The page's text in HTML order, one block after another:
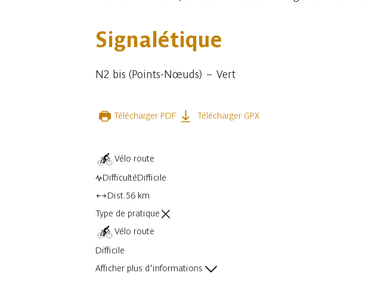
Signalétique
N2 bis (Points-Nœuds) – Vert
Télécharger PDF Télécharger GPX
Vélo route
DifficultéDifficile
Dist.56 km
Type de pratique
Vélo route
Difficile
Afficher plus d'informations